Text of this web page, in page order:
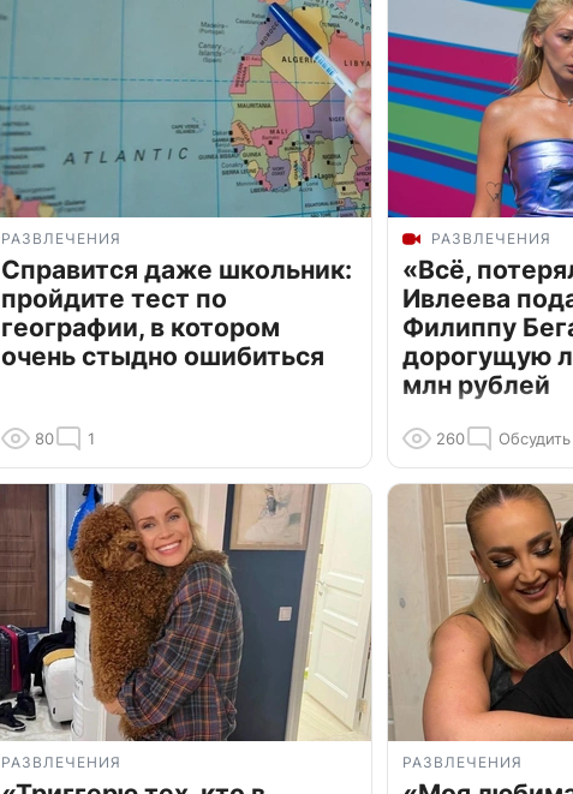
РАЗВЛЕЧЕНИЯ
Справится даже школьник:
пройдите тест по
географии, в котором
очень стыдно ошибиться
80 1
РАЗВЛЕЧЕНИЯ
«Всё,
Ивлеева
Филиппу
дорогущую
млн рублей
260 Обсудить
РАЗВЛЕЧЕНИЯ РАЗВЛЕЧЕНИЯ